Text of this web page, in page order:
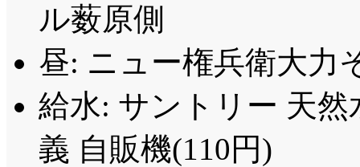
ル薮原側
昼: ニュー権兵衛大力
給水: サントリー 天然
義 自販機(110円)